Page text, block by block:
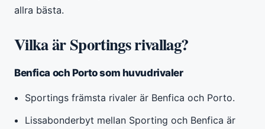
allra bästa.
Vilka är Sportings rivallag?
Benfica och Porto som huvudrivaler
Sportings främsta rivaler är Benfica och Porto.
Lissabonderbyt mellan Sporting och Benfica är